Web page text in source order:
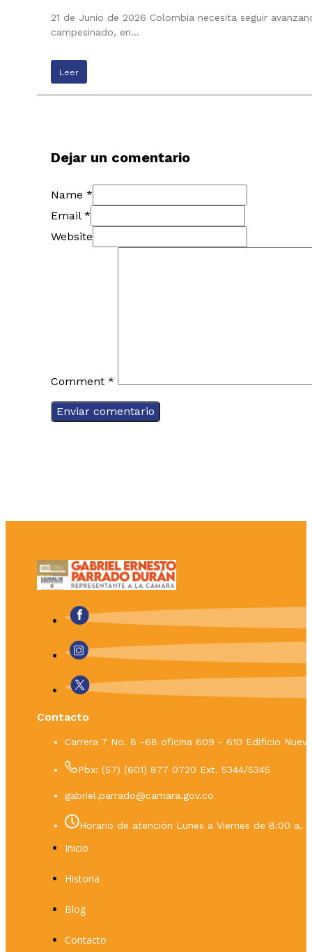
21 de Junio de 2026 Colombia necesita seguir
campesinado, en…
Leer
Dejar un comentario
Name *
Email *
Website
Comment *
Contacto
Carrera 7 No. 8 -68 oficina 609 - 610 Edificio
Pbx: (57) (601) 877 0720 Ext. 5344/5345
gabriel.parrado@camara.gov.co
Horario de atención Lunes a Viernes de 8:00 a.
Inicio
Historia
Blog
Contacto